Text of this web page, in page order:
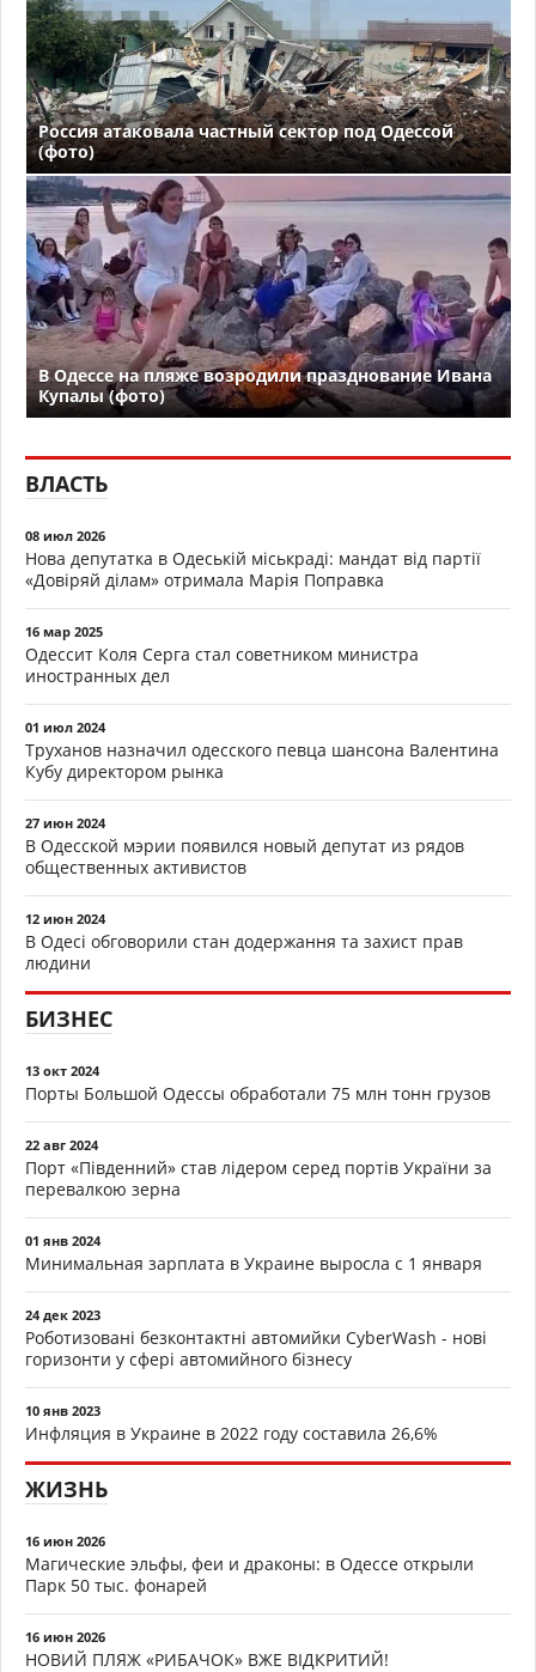
Россия атаковала частный сектор под Одессой
(фото)
В Одессе на пляже возродили празднование Ивана
Купалы (фото)
ВЛАСТЬ
08 июл 2026
Нова депутатка в Одеській міськраді: мандат від партії
«Довіряй ділам» отримала Марія Поправка
16 мар 2025
Одессит Коля Серга стал советником министра
иностранных дел
01 июл 2024
Труханов назначил одесского певца шансона Валентина
Кубу директором рынка
27 июн 2024
В Одесской мэрии появился новый депутат из рядов
общественных активистов
12 июн 2024
В Одесі обговорили стан додержання та захист прав
людини
БИЗНЕС
13 окт 2024
Порты Большой Одессы обработали 75 млн тонн грузов
22 авг 2024
Порт «Південний» став лідером серед портів України за
перевалкою зерна
01 янв 2024
Минимальная зарплата в Украине выросла с 1 января
24 дек 2023
Роботизовані безконтактні автомийки CyberWash - нові
горизонти у сфері автомийного бізнесу
10 янв 2023
Инфляция в Украине в 2022 году составила 26,6%
ЖИЗНЬ
16 июн 2026
Магические эльфы, феи и драконы: в Одессе открыли
Парк 50 тыс. фонарей
16 июн 2026
НОВИЙ ПЛЯЖ «РИБАЧОК» ВЖЕ ВІДКРИТИЙ!